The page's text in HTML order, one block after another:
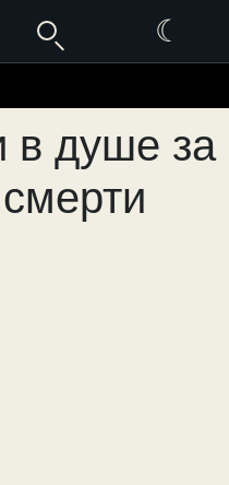
☾
в душе за